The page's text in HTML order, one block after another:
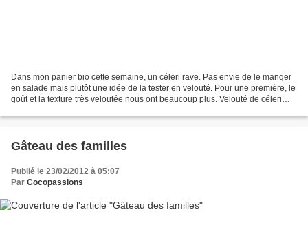
Dans mon panier bio cette semaine, un céleri rave. Pas envie de le manger
en salade mais plutôt une idée de la tester en velouté. Pour une première, le
goût et la texture très veloutée nous ont beaucoup plus. Velouté de céleri
Gâteau des familles
Publié le 23/02/2012 à 05:07
Par Cocopassions